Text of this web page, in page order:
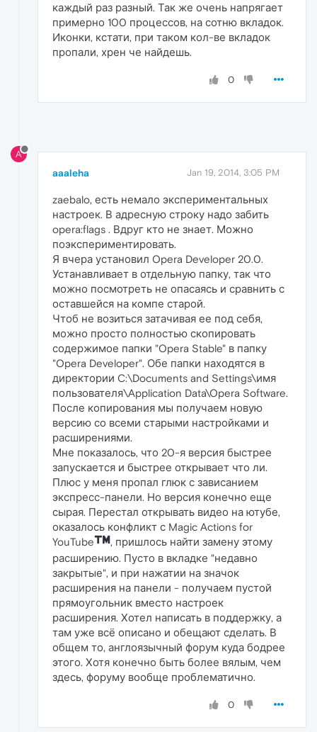
каждый раз разный. Так же очень напрягает
примерно 100 процессов, на сотню вкладок.
Иконки, кстати, при таком кол-ве вкладок
пропали, хрен че найдешь.
0
A
aaaleha Jan 19, 2014, 3:05 PM
zaebalo, есть немало экспериментальных
настроек. В адресную строку надо забить
opera:flags . Вдруг кто не знает. Можно
поэкспериментировать.
Я вчера установил Opera Developer 20.0.
Устанавливает в отдельную папку, так что
можно посмотреть не опасаясь и сравнить с
оставшейся на компе старой.
Чтоб не возиться затачивая ее под себя,
можно просто полностью скопировать
содержимое папки "Opera Stable" в папку
"Opera Developer". Обе папки находятся в
директории C:\Documents and Settings\имя
пользователя\Application Data\Opera Software.
После копирования мы получаем новую
версию со всеми старыми настройками и
расширениями.
Мне показалось, что 20-я версия быстрее
запускается и быстрее открывает что ли.
Плюс у меня пропал глюк с зависанием
экспресс-панели. Но версия конечно еще
сырая. Перестал открывать видео на ютубе,
оказалось конфликт с Magic Actions for
YouTube
, пришлось найти замену этому
расширению. Пусто в вкладке "недавно
закрытые", и при нажатии на значок
расширения на панели - получаем пустой
прямоугольник вместо настроек
расширения. Хотел написать в поддержку, а
там уже всё описано и обещают сделать. В
общем то, англоязычный форум куда бодрее
этого. Хотя конечно быть более вялым, чем
здесь, форуму вообще проблематично.
0